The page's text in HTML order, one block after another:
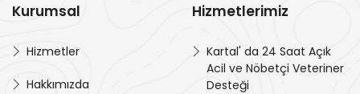
Kurumsal
Hizmetler
Hakkımızda
Hizmetlerimiz
Kartal' da 24 Saat Açık
Acil ve Nöbetçi Veteriner
Desteği